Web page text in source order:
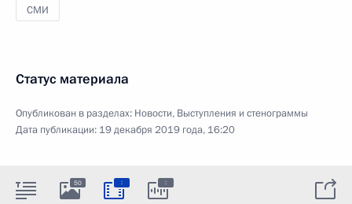
СМИ
Статус материала
Опубликован в разделах: Новости, Выступления и стенограммы
Дата публикации: 19 декабря 2019 года, 16:20
50 : :